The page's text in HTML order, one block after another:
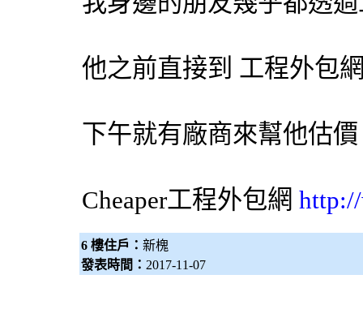
他之前直接到 工程外包
下午就有廠商來幫他估價
Cheaper工程外包網
6 樓住戶： 新槐
發表時間： 2017-11-07